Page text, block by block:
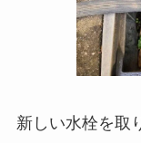
新しい水栓を取